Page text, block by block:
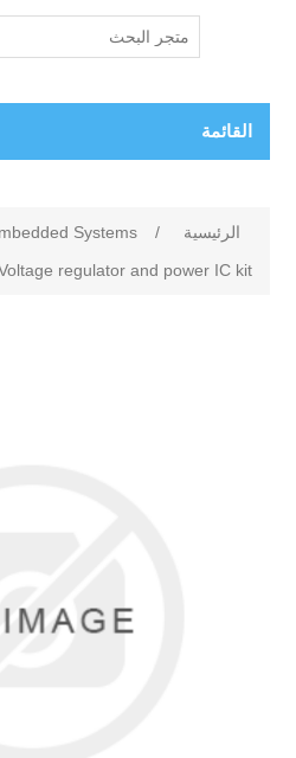
القائمة
الرئيسية /
Systems
regulator and power IC kit